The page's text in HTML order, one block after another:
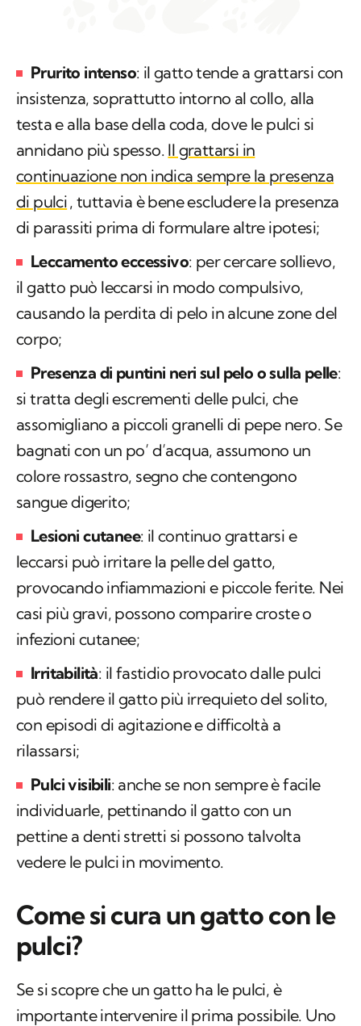
Prurito intenso: il gatto tende a grattarsi con
insistenza, soprattutto intorno al collo, alla
testa e alla base della coda, dove le pulci si
annidano più spesso. Il grattarsi in
continuazione non indica sempre la presenza
di pulci, tuttavia è bene escludere la presenza
di parassiti prima di formulare altre ipotesi;
Leccamento eccessivo: per cercare sollievo,
il gatto può leccarsi in modo compulsivo,
causando la perdita di pelo in alcune zone del
corpo;
Presenza di puntini neri sul pelo o sulla pelle:
si tratta degli escrementi delle pulci, che
assomigliano a piccoli granelli di pepe nero. Se
bagnati con un po’ d’acqua, assumono un
colore rossastro, segno che contengono
sangue digerito;
Lesioni cutanee: il continuo grattarsi e
leccarsi può irritare la pelle del gatto,
provocando infiammazioni e piccole ferite. Nei
casi più gravi, possono comparire croste o
infezioni cutanee;
Irritabilità: il fastidio provocato dalle pulci
può rendere il gatto più irrequieto del solito,
con episodi di agitazione e difficoltà a
rilassarsi;
Pulci visibili: anche se non sempre è facile
individuarle, pettinando il gatto con un
pettine a denti stretti si possono talvolta
vedere le pulci in movimento.
Come si cura un gatto con le
pulci?
Se si scopre che un gatto ha le pulci, è
importante intervenire il prima possibile. Uno